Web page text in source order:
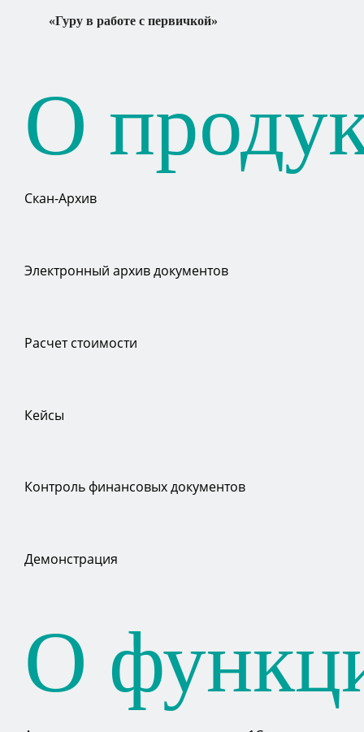
«Гуру в работе с первичкой»
О
Скан-Архив
Электронный архив документов
Расчет стоимости
Кейсы
Контроль финансовых документов
Демонстрация
О